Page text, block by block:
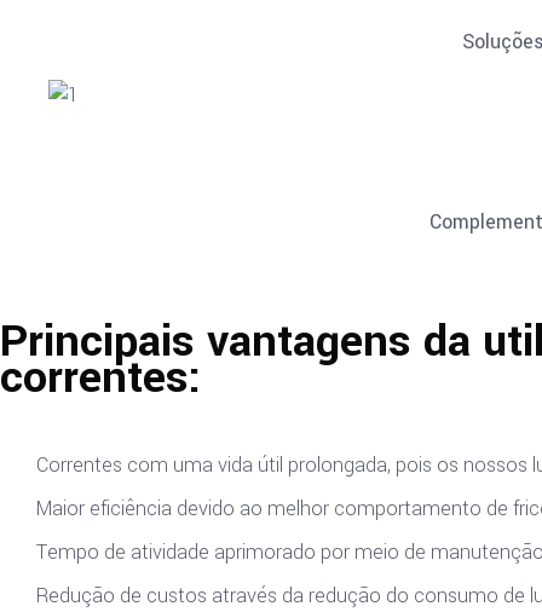
Principais vantagens da
correntes:
Correntes com uma vida útil prolongada, pois os
Maior eficiência devido ao melhor comportamento de
Tempo de atividade aprimorado por meio de
Redução de custos através da redução do consumo de